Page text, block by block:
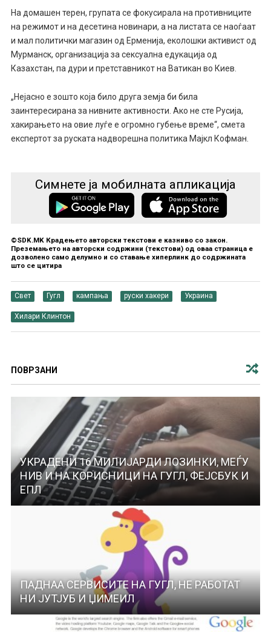
На домашен терен, групата се фокусирала на противниците
на режимот и на десетина новинари, а на листата се наоѓаат
и мал политички магазин од Ерменија, еколошки активист од
Мурманск, организација за сексуална едукација од
Казахстан, па дури и претставникот на Ватикан во Киев.
„Нејасно е зошто која било друга земја би била
заинтересирана за нивните активности. Ако не сте Русија,
хакирањето на овие луѓе е огромно губење време“, смета
експертот за руската надворешна политика Мајкл Кофман.
Симнете ја мобилната апликација
©SDK.MK Крадењето авторски текстови е казниво со закон.
Преземањето на авторски содржини (текстови) од оваа страница е
дозволено само делумно и со ставање хиперлинк до содржината
што се цитира
Свет Гугл кампања руски хакери Украина
Хилари Клинтон
ПОВРЗАНИ
УКРАДЕНИ 16 МИЛИЈАРДИ ЛОЗИНКИ, МЕЃУ
НИВ И НА КОРИСНИЦИ НА ГУГЛ, ФЕЈСБУК И
ЕПЛ
ПАДНАА СЕРВИСИТЕ НА ГУГЛ, НЕ РАБОТАТ
НИ ЈУТЈУБ И ЏИМЕИЛ